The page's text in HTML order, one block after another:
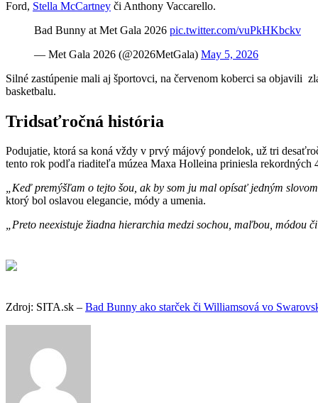
Ford, Stella McCartney či Anthony Vaccarello.
Bad Bunny at Met Gala 2026 pic.twitter.com/vuPkHKbckv
— Met Gala 2026 (@2026MetGala) May 5, 2026
Silné zastúpenie mali aj športovci, na červenom koberci sa objavili
basketbalu.
Tridsaťročná história
Podujatie, ktorá sa koná vždy v prvý májový pondelok, už tri
tento rok podľa riaditeľa múzea Maxa Holleina priniesla rekordných
„Keď premýšľam o tejto šou, ak by som ju mal opísať jedným
ktorý bol oslavou elegancie, módy a umenia.
„Preto neexistuje žiadna hierarchia medzi sochou, maľbou, módou
Zdroj: SITA.sk – Bad Bunny ako starček či Williamsová vo